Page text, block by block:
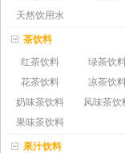
天然饮用水
茶饮料
红茶饮料
绿茶饮
花茶饮料
凉茶饮
奶味茶饮料
风味茶饮
果味茶饮料
果汁饮料